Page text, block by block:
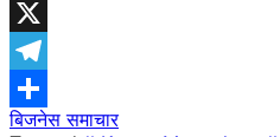
Facebook
X
Telegram
Share
बिजनेस समाचार